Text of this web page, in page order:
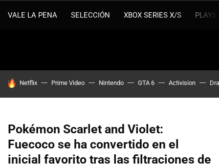
VALE LA PENA SELECCIÓN XBOX SERIES X/S
HOY SE HABLA DE
Netflix Prime Video Nintendo GTA 6 Activision
Pokémon Scarlet and Violet:
Fuecoco se ha convertido en el
inicial favorito tras las filtraciones de